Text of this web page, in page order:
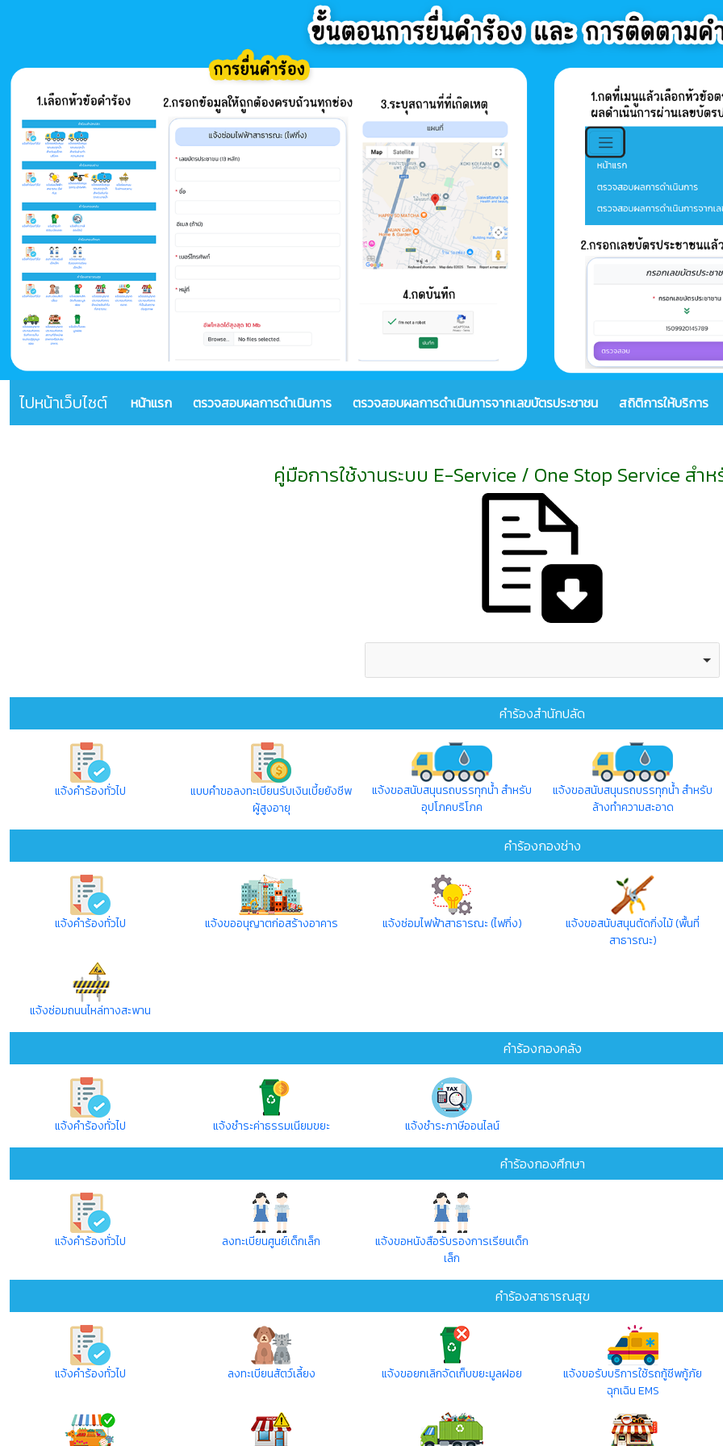
ไปหน้าเว็บไซต์ หน้าแรก ตรวจสอบผลการดำเนินการ ตรวจสอบผลการดำเนินการจากเลขบัตรประชาชน สถิติการให้บริการ
คู่มือการใช้งานระบบ E-Service / One Stop Service สำห
คำร้องสำนักปลัด
แจ้งคำร้องทั่วไป
แบบคำขอลงทะเบียนรับเงินเบี้ยยังชีพ
ผู้สูงอายุ
แจ้งขอสนับสนุนรถบรรทุกน้ำ สำหรับ
อุปโภคบริโภค
แจ้งขอสนับสนุนรถบรรทุกน้ำ สำหรับ
ล้างทำความสะอาด
คำร้องกองช่าง
แจ้งคำร้องทั่วไป แจ้งขออนุญาตก่อสร้างอาคาร แจ้งซ่อมไฟฟ้าสาธารณะ (ไฟกิ่ง)
แจ้งขอสนับสนุนตัดกิ่งไม้ (พื้นที่
สาธารณะ)
แจ้งซ่อมถนนไหล่ทางสะพาน
คำร้องกองคลัง
แจ้งคำร้องทั่วไป แจ้งชำระค่าธรรมเนียมขยะ แจ้งชำระภาษีออนไลน์
คำร้องกองศึกษา
แจ้งคำร้องทั่วไป ลงทะเบียนศูนย์เด็กเล็ก
แจ้งขอหนังสือรับรองการเรียนเด็ก
เล็ก
คำร้องสาธารณสุข
แจ้งคำร้องทั่วไป ลงทะเบียนสัตว์เลี้ยง แจ้งขอยกเลิกจัดเก็บขยะมูลฝอย
แจ้งขอรับบริการใช้รถกู้ชีพกู้ภัย
ฉุกเฉิน EMS